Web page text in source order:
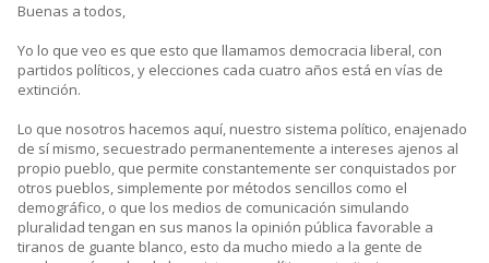
Buenas a todos,
Yo lo que veo es que esto que llamamos democracia liberal, con
partidos políticos, y elecciones cada cuatro años está en vías de
extinción.
Lo que nosotros hacemos aquí, nuestro sistema político, enajenado
de sí mismo, secuestrado permanentemente a intereses ajenos al
propio pueblo, que permite constantemente ser conquistados por
otros pueblos, simplemente por métodos sencillos como el
demográfico, o que los medios de comunicación simulando
pluralidad tengan en sus manos la opinión pública favorable a
tiranos de guante blanco, esto da mucho miedo a la gente de